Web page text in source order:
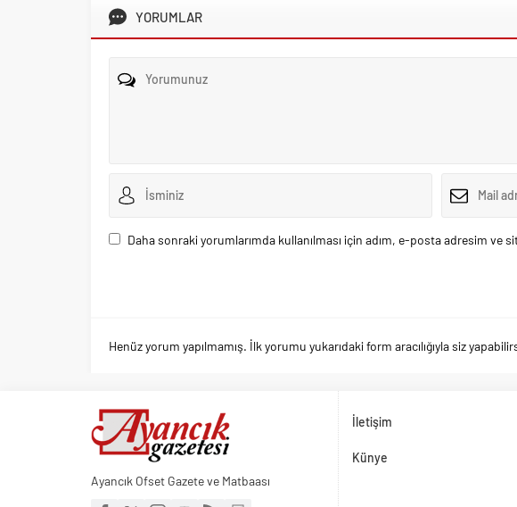
YORUMLAR
Daha sonraki yorumlarımda kullanılması için adım, e-posta adresim ve
Henüz yorum yapılmamış. İlk yorumu yukarıdaki form aracılığıyla siz
Ayancık Ofset Gazete ve Matbaası
İletişim
Künye